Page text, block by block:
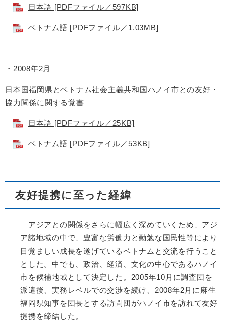
日本語 [PDFファイル／597KB]
ベトナム語 [PDFファイル／1.03MB]
・2008年2月
日本国福岡県とベトナム社会主義共和国ハノイ市との友好・
協力関係に関する覚書
日本語 [PDFファイル／25KB]
ベトナム語 [PDFファイル／53KB]
友好提携に至った経緯
アジアとの関係をさらに幅広く深めていくため、アジ
ア諸地域の中で、豊富な労働力と勤勉な国民性等により
目覚ましい成長を遂げているベトナムと交流を行うこと
とした。中でも、政治、経済、文化の中心であるハノイ
市を候補地域として決定した。2005年10月に調査団を
派遣後、実務レベルでの交渉を続け、2008年2月に麻生
福岡県知事を団長とする訪問団がハノイ市を訪れて友好
提携を締結した。